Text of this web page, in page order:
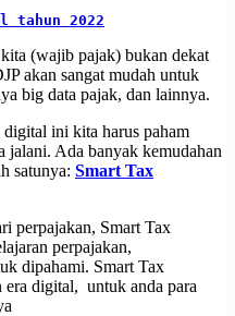
tahun 2022
(wajib pajak) bukan dekat
akan sangat mudah untuk
big data pajak, dan lainnya.
ini kita harus paham
jalani. Ada banyak kemudahan
satunya: Smart Tax
perpajakan, Smart Tax
perpajakan,
dipahami. Smart Tax
digital, untuk anda para